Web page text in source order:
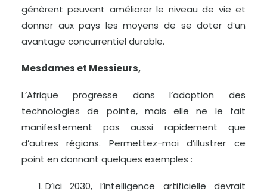
génèrent peuvent améliorer le niveau de vie et
donner aux pays les moyens de se doter d’un
avantage concurrentiel durable.
Mesdames et Messieurs,
L’Afrique progresse dans l’adoption des
technologies de pointe, mais elle ne le fait
manifestement pas aussi rapidement que
d’autres régions. Permettez-moi d’illustrer ce
point en donnant quelques exemples :
D’ici 2030, l’intelligence artificielle devrait